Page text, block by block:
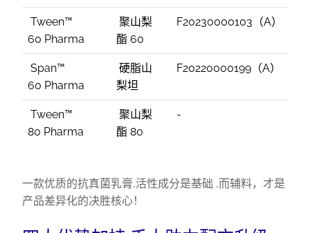
Tween™
60 Pharma
聚山梨
酯 60
F20230000103（A）
Span™
60 Pharma
硬脂山
梨坦
F20220000199（A）
Tween™
80 Pharma
聚山梨
酯 80
-
一款优质的抗真菌乳膏,活性成分是基础 ,而辅料，才是
产品差异化的决胜核心！